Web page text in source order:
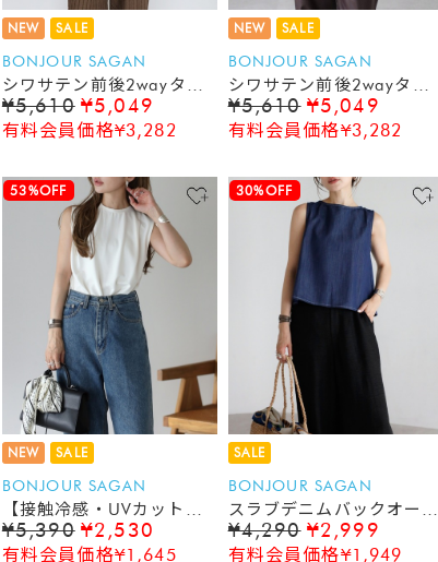
NEW SALE
BONJOUR SAGAN
シワサテン前後2wayタン
クトップ
¥5,610 ¥5,049
有料会員価格¥3,282
NEW SALE
BONJOUR SAGAN
シワサテン前後2wayタン
クトップ
¥5,610 ¥5,049
有料会員価格¥3,282
53%OFF
NEW SALE
BONJOUR SAGAN
【接触冷感・UVカット】
プレート付フレンチスリー
¥5,390 ¥2,530
有料会員価格¥1,645
30%OFF
SALE
BONJOUR SAGAN
スラブデニムバックオープ
ンタンクトップ
¥4,290 ¥2,999
有料会員価格¥1,949